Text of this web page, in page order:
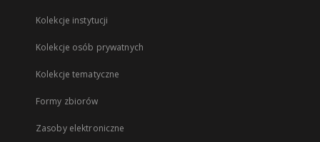
Kolekcje instytucji
Kolekcje osób prywatnych
Kolekcje tematyczne
Formy zbiorów
Zasoby elektroniczne